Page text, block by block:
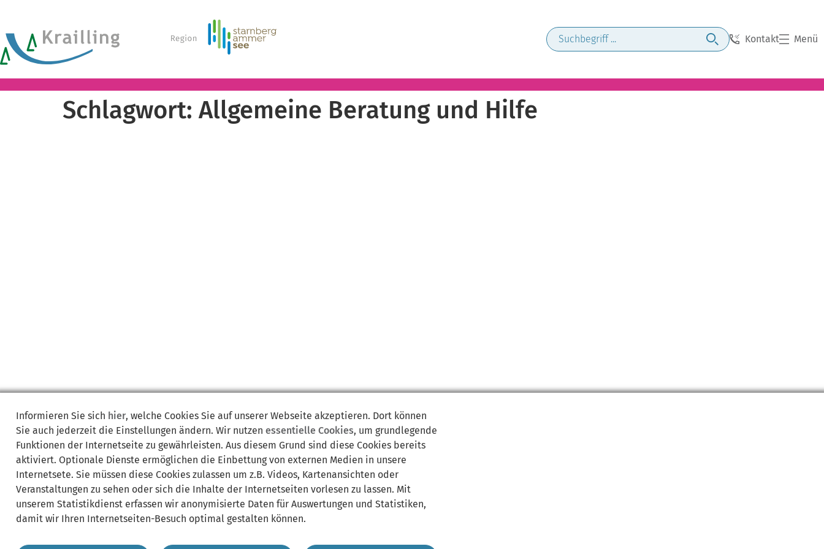
Kontakt Menü
Schlagwort: Allgemeine Beratung und Hilfe
Informieren Sie sich hier, welche Cookies Sie auf unserer Webseite akzeptieren. Dort können
Sie auch jederzeit die Einstellungen ändern. Wir nutzen essentielle Cookies, um grundlegende
Funktionen der Internetseite zu gewährleisten. Aus diesem Grund sind diese Cookies bereits
aktiviert. Optionale Dienste ermöglichen die Einbettung von externen Medien in unsere
Internetsete. Sie müssen diese Cookies zulassen um z.B. Videos, Kartenansichten oder
Veranstaltungen zu sehen oder sich die Inhalte der Internetseiten vorlesen zu lassen. Mit
unserem Statistikdienst erfassen wir anonymisierte Daten für Auswertungen und Statistiken,
damit wir Ihren Internetseiten-Besuch optimal gestalten können.